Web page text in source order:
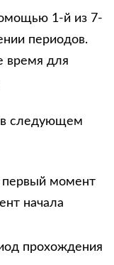
1-й из 7-
периодов.
время для
следующем
момент
начала
прохождения